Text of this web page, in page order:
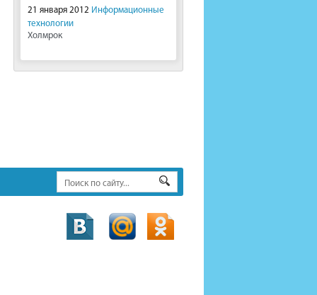
21 января 2012 Информационные
технологии
Холмрок